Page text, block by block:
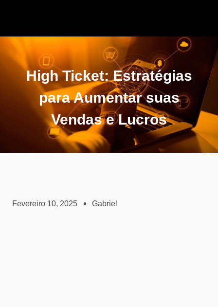
High Ticket: Estratégias
para Aumentar suas
Vendas e Lucros
Fevereiro 10, 2025 Gabriel